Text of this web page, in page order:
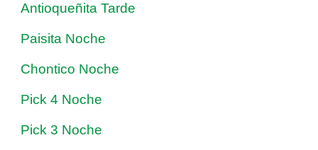
Antioqueñita Tarde
Paisita Noche
Chontico Noche
Pick 4 Noche
Pick 3 Noche